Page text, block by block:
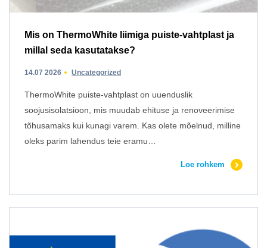
Mis on ThermoWhite liimiga puiste-vahtplast ja
millal seda kasutatakse?
14.07 2026 Uncategorized
ThermoWhite puiste-vahtplast on uuenduslik
soojusisolatsioon, mis muudab ehituse ja renoveerimise
tõhusamaks kui kunagi varem. Kas olete mõelnud, milline
oleks parim lahendus teie eramu…
Loe rohkem